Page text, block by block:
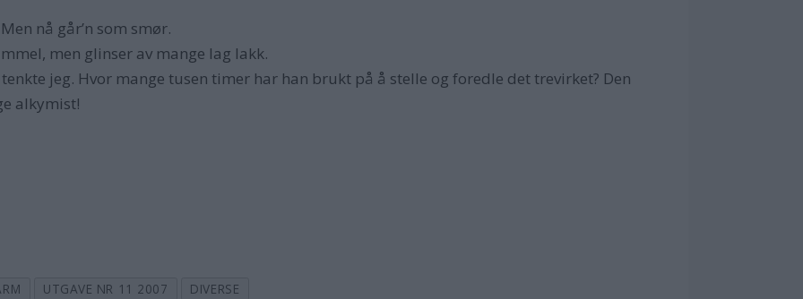
nå går’n som smør.
men glinser av mange lag lakk.
jeg. Hvor mange tusen timer har han brukt på å stelle og foredle det trevirket? Den
alkymist!
UTGAVE NR 11 2007 DIVERSE